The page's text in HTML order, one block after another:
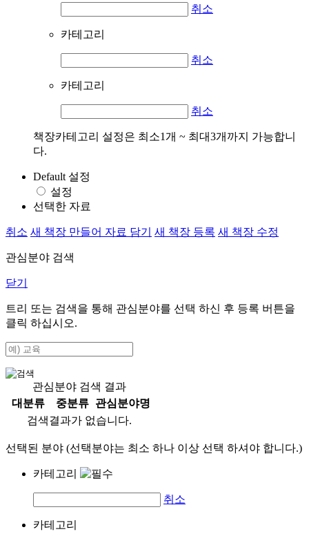
취소
카테고리
취소
카테고리
취소
책장카테고리 설정은 최소1개 ~ 최대3개까지 가능합니
다.
Default 설정
설정
선택한 자료
취소 새 책장 만들어 자료 담기 새 책장 등록 새 책장 수정
관심분야 검색
닫기
트리 또는 검색을 통해 관심분야를 선택 하신 후 등록 버튼을
클릭 하십시오.
관심분야 검색 결과
대분류
중분류
관심분야명
검색결과가 없습니다.
선택된 분야 (선택분야는 최소 하나 이상 선택 하셔야 합니다.)
카테고리
취소
카테고리